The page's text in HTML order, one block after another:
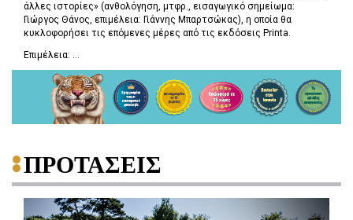
άλλες ιστορίες» (ανθολόγηση, μτφρ., εισαγωγικό σημείωμα:
Γιώργος Θάνος, επιμέλεια: Γιάννης Μπαρτσώκας), η οποία θα
κυκλοφορήσει τις επόμενες μέρες από τις εκδόσεις Printa.
Επιμέλεια: ...
ΠΡΟΤΑΣΕΙΣ